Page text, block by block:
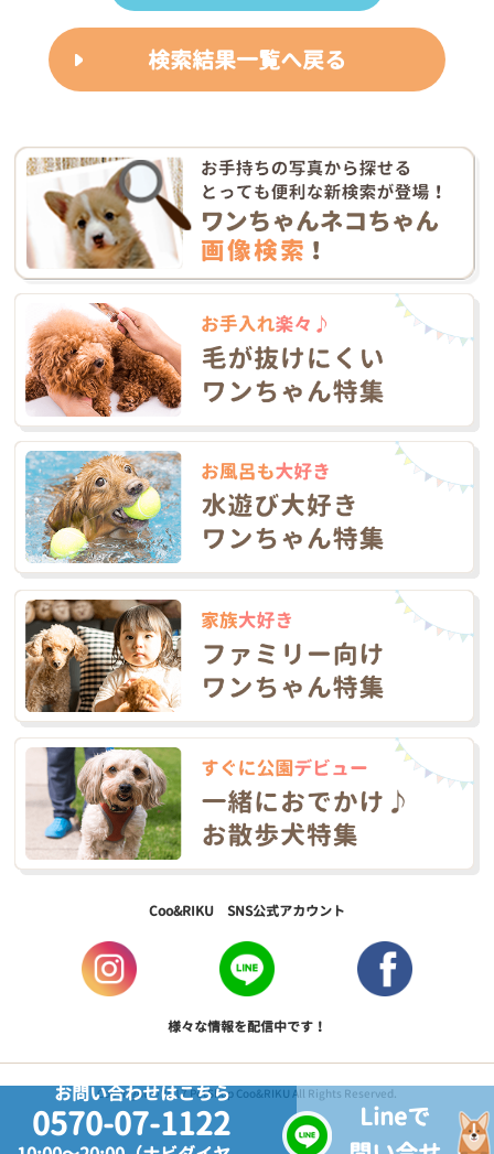
検索結果一覧へ戻る
お問い合わせはこちら
0570-07-1122
Lineで
Coo&RIKU SNS公式アカウント
様々な情報を配信中です！
Copyright © 2017 PetShop Coo&RIKU All Rights Reserved.